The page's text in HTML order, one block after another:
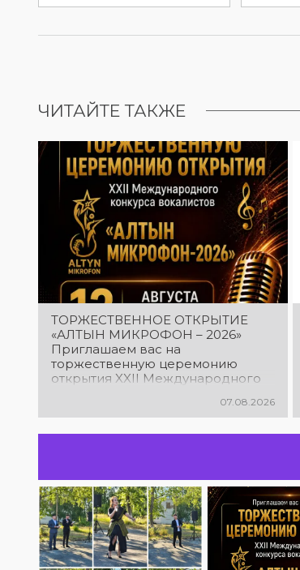
ЧИТАЙТЕ ТАКЖЕ
ТОРЖЕСТВЕННОЕ ОТКРЫТИЕ
«АЛТЫН МИКРОФОН – 2026»
Приглашаем вас на
торжественную церемонию
открытия XXII Международного
микрофон – 2026»! В этот день
талантливые исполнители из
разных стран встретятся на
творчества. Станьте свидетелями
начала большого вокального
состязания! Приходите
поддержать талантливых
исполнителей!
07.08.2026